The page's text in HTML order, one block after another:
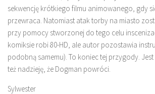
sekwencję krótkiego filmu animowanego, gdy
przewraca. Natomiast atak torby na miasto
przy pomocy stworzonej do tego celu
komiksie robi 80-HD, ale autor pozostawia
podobną samemu). To koniec tej przygody.
też nadzieję, że Dogman powróci.
Sylwester